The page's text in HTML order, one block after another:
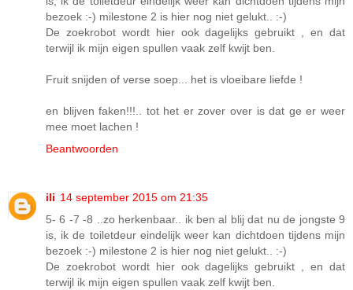
bezoek :-) milestone 2 is hier nog niet gelukt.. :-)
De zoekrobot wordt hier ook dagelijks gebruikt , en dat
terwijl ik mijn eigen spullen vaak zelf kwijt ben.
Fruit snijden of verse soep... het is vloeibare liefde !
en blijven faken!!!.. tot het er zover over is dat ge er weer
mee moet lachen !
Beantwoorden
ili 14 september 2015 om 21:35
5- 6 -7 -8 ..zo herkenbaar.. ik ben al blij dat nu de jongste 9
is, ik de toiletdeur eindelijk weer kan dichtdoen tijdens mijn
bezoek :-) milestone 2 is hier nog niet gelukt.. :-)
De zoekrobot wordt hier ook dagelijks gebruikt , en dat
terwijl ik mijn eigen spullen vaak zelf kwijt ben.